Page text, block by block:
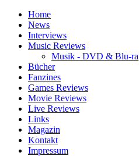
Home
News
Interviews
Music Reviews
Musik - DVD & Blu-
Bücher
Fanzines
Games Reviews
Movie Reviews
Live Reviews
Links
Magazin
Kontakt
Impressum